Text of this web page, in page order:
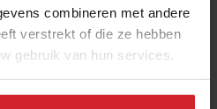
combineren met andere
verstrekt of die ze hebben
gebruik van hun services.
bouwen aan regeneratief
3 januari 2023 | 8 min